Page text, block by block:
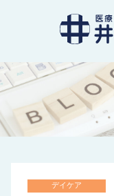
デイケア